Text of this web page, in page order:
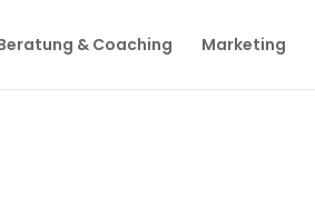
& Coaching Marketing